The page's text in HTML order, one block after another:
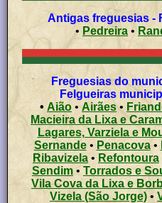
Antigas freguesias -
• Pedreira •
Freguesias do
Felgueiras
• Aião • Airães•
Macieira da Lixa e
Lagares, Varziela e
Sernande• Penacova•
Ribavizela • Refontoura
Sendim • Torrados e
Vila Cova da Lixa e
Vizela (São Jorge) •